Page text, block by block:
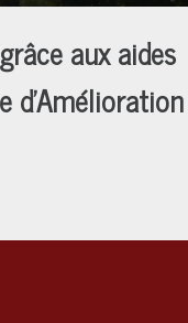
aux aides
d'Amélioration